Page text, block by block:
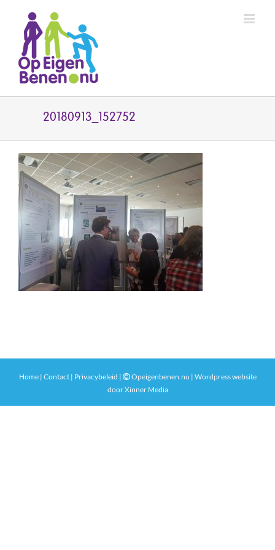
inhoud
20180913_152752
Home| Contact| Privacybeleid |
Opeigenbenen.nu | Wordpress website
doorXinner Media